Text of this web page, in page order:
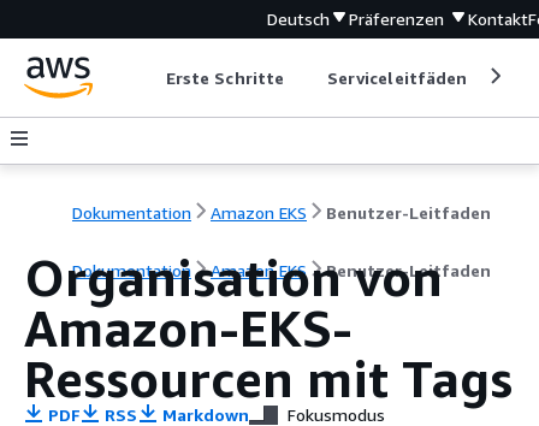
Deutsch Präferenzen Kontakt
Erste Schritte Serviceleitfäden
Dokumentation Amazon EKS Benutzer-Leitfaden
Dokumentation Amazon EKS Benutzer-Leitfaden
Organisation von
Amazon-EKS-
Ressourcen mit Tags
PDF RSS Markdown Fokusmodus